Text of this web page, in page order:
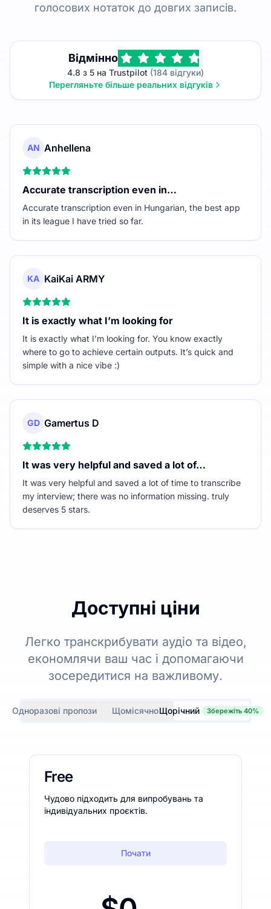
голосових нотаток до довгих записів.
Відмінно
4.8 з 5 на Trustpilot (184 відгуки)
Перегляньте більше реальних відгуків
AN Anhellena
Accurate transcription even in…
Accurate transcription even in Hungarian, the best app
in its league I have tried so far.
KA KaiKai ARMY
It is exactly what I’m looking for
It is exactly what I’m looking for. You know exactly
where to go to achieve certain outputs. It’s quick and
simple with a nice vibe :)
GD Gamertus D
It was very helpful and saved a lot of…
It was very helpful and saved a lot of time to transcribe
my interview; there was no information missing. truly
deserves 5 stars.
Доступні ціни
Легко транскрибувати аудіо та відео,
економлячи ваш час і допомагаючи
зосередитися на важливому.
Одноразові пропозиції ЩомісячноЩорічний Збережіть 40%
Free
Чудово підходить для випробувань та
індивідуальних проєктів.
Почати